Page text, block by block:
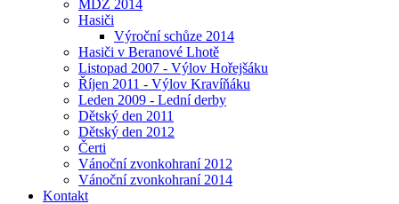
MDŽ 2014
Hasiči
Výroční schůze 2014
Hasiči v Beranové Lhotě
Listopad 2007 - Výlov Hořejšáku
Říjen 2011 - Výlov Kravíňáku
Leden 2009 - Lední derby
Dětský den 2011
Dětský den 2012
Čerti
Vánoční zvonkohraní 2012
Vánoční zvonkohraní 2014
Kontakt